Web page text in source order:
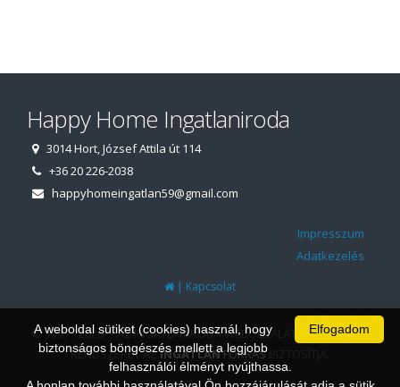
Happy Home Ingatlaniroda
3014 Hort, József Attila út 114
+36 20 226-2038
happyhomeingatlan59@gmail.com
Impresszum
Adatkezelés
| Kapcsolat
© 1997 - 2026 AZ INGATLANIRODA WEBOLDALÁT ÉS ÜGYVITELI
RENDSZERÉT AZINGATLANFORRÁSBIZTOSÍTJA.
Elfogadom
A weboldal sütiket (cookies) használ, hogy
biztonságos böngészés mellett a legjobb
felhasználói élményt nyújthassa.